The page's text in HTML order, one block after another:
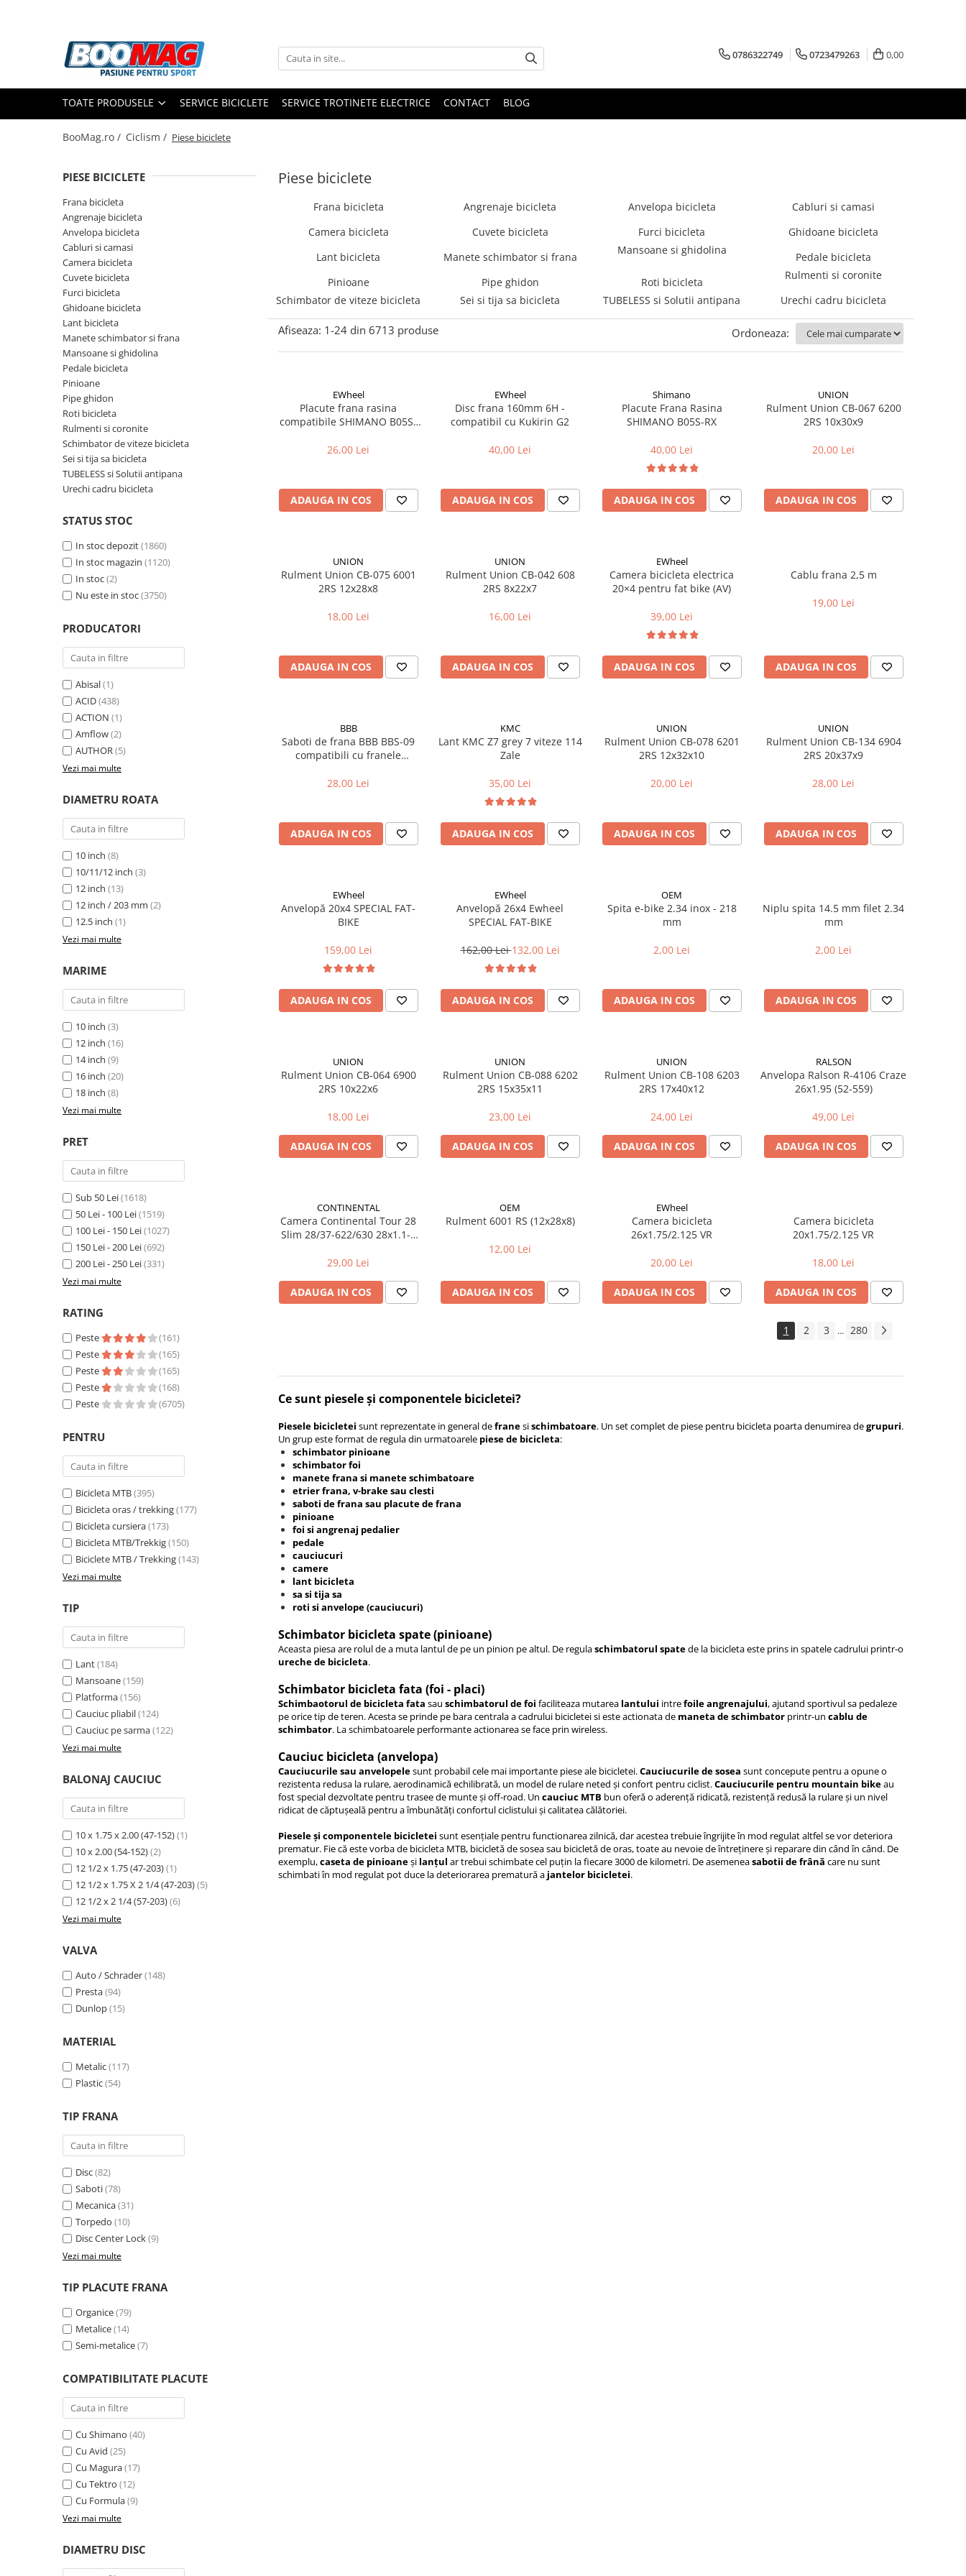
Toate Produsele
Biciclete
Biciclete copii
Biciclete barbati
Biciclete mountain bike (MTB)
Biciclete electrice
Biciclete de oras
Biciclete pliabile
Biciclete de trekking
Accesorii biciclete
Scaun bicicleta copii
Chei si scule bicicleta
Portbagaj bicicleta
Antifurt bicicleta
Cosuri bicicleta
Pompa bicicleta
Produse intretinere bicicleta
Accesorii biciclete copii
Bidoane si suporti bicicleta
Suport telefon bicicleta
Oglinzi bicicleta
Cricuri bicicleta
Aparatori noroi bicicleta
Suport bicicleta
Lumini bicicleta
Computer bicicleta
Piese biciclete
Anvelopa bicicleta
Camera bicicleta
Pinioane
Lant bicicleta
Urechi cadru bicicleta
Mansoane si ghidolina
Ghidoane bicicleta
Pipe ghidon
Pedale bicicleta
Cuvete bicicleta
Furci bicicleta
Cabluri si camasi
Frana bicicleta
Placute frana bicicleta
Discuri frana bicicleta
Saboti frana bicicleta
Adaptoare frana bicicleta
Frane pe disc
Accesorii frane bicicleta
Roti bicicleta
Accesorii butuci
Jante bicicleta
Fond de janta
Tija sa bicicleta
Coliere si cleme sa
Foi angrenaj
Angrenaj pedalier
Butuci pedalieri
Brat pedalier
Schimbator de viteze bicicleta
Schimbatoare fata
Schimbatoare spate
Manete schimbator si frana
Manete frana bicicleta
Manete mixte frana - schimbator
Rulmenti si coronite
Echipament ciclism
Casca bicicleta
Rucsaci si borsete ciclism
Manusi bicicleta
Pantofi ciclism
Imbracaminte ciclism barbati
Imbracaminte ciclism dama
Imbracaminte ciclism copii
Trotinete electrice
Accesorii trotinete electrice
Scaune
Mansoane
Suport telefon
Casti protectie
Benzi anti-grip
Piese trotinete electrice
Cauciucuri si camere
Cauciucuri tubeless
Componente electrice
Incarcatoare
Manete acceleratie
Faruri si lumini
Butoane si conectori
Cabluri si mufe
0786322749 0723479263 0,00
TOATE PRODUSELE SERVICE BICICLETE SERVICE TROTINETE ELECTRICE CONTACT BLOG
BooMag.ro / Ciclism / Piese biciclete
Piese biciclete
PIESE BICICLETE
Frana bicicleta
Angrenaje bicicleta
Anvelopa bicicleta
Cabluri si camasi
Camera bicicleta
Cuvete bicicleta
Furci bicicleta
Ghidoane bicicleta
Lant bicicleta
Manete schimbator si frana
Mansoane si ghidolina
Pedale bicicleta
Pinioane
Pipe ghidon
Roti bicicleta
Rulmenti si coronite
Schimbator de viteze bicicleta
Sei si tija sa bicicleta
TUBELESS si Solutii antipana
Urechi cadru bicicleta
STATUS STOC
In stoc depozit(1860)
In stoc magazin (1120)
In stoc(2)
Nu este in stoc(3750)
PRODUCATORI
Abisal(1)
ACID(438)
ACTION (1)
Amflow(2)
AUTHOR(5)
Vezi mai multe
DIAMETRU ROATA
10 inch (8)
10/11/12 inch (3)
12 inch (13)
12 inch / 203 mm (2)
12.5 inch (1)
Vezi mai multe
MARIME
10 inch (3)
12 inch (16)
14 inch (9)
16 inch (20)
18 inch (8)
Vezi mai multe
PRET
Sub 50 Lei(1618)
50 Lei - 100 Lei(1519)
100 Lei - 150 Lei(1027)
150 Lei - 200 Lei(692)
200 Lei - 250 Lei(331)
Vezi mai multe
RATING
Peste
(161)
Peste
(165)
Peste
(165)
Peste
(168)
Peste
(6705)
PENTRU
Bicicleta MTB(395)
Bicicleta oras / trekking(177)
Bicicleta cursiera(173)
Bicicleta MTB/Trekkig(150)
Biciclete MTB / Trekking(143)
Vezi mai multe
TIP
Lant(184)
Mansoane(159)
Platforma(156)
Cauciuc pliabil(124)
Cauciuc pe sarma(122)
Vezi mai multe
BALONAJ CAUCIUC
10 x 1.75 x 2.00 (47-152)(1)
10 x 2.00 (54-152)(2)
12 1/2 x 1.75 (47-203)(1)
12 1/2 x 1.75 X 2 1/4 (47-203)(5)
12 1/2 x 2 1/4 (57-203)(6)
Vezi mai multe
VALVA
Auto / Schrader(148)
Presta(94)
Dunlop(15)
MATERIAL
Metalic(117)
Plastic(54)
TIP FRANA
Disc(82)
Saboti(78)
Mecanica(31)
Torpedo (10)
Disc Center Lock(9)
Vezi mai multe
TIP PLACUTE FRANA
Organice(79)
Metalice(14)
Semi-metalice(7)
COMPATIBILITATE PLACUTE
Cu Shimano (40)
Cu Avid (25)
Cu Magura(17)
Cu Tektro (12)
Cu Formula(9)
Vezi mai multe
DIAMETRU DISC
Frana bicicleta Angrenaje bicicleta Anvelopa bicicleta
Cabluri si camasi
Camera bicicleta
Cuvete bicicleta Furci bicicleta
Ghidoane bicicleta
Lant bicicleta
Manete schimbator si frana
Mansoane si ghidolina
Pedale bicicleta
Pinioane
Pipe ghidon Roti bicicleta
Rulmenti si coronite
Schimbator de viteze bicicleta
Sei si tija sa bicicleta TUBELESS si Solutii antipana Urechi cadru bicicleta
Afiseaza: 1-24 din 6713 produse Ordoneaza:
EWheel
Placute frana rasina
compatibile SHIMANO B05S-
2025)
26,00 Lei
ADAUGA IN COS
EWheel
Disc frana 160mm 6H -
compatibil cu Kukirin G2
40,00 Lei
ADAUGA IN COS
Shimano
Placute Frana Rasina
SHIMANO B05S-RX
40,00 Lei
ADAUGA IN COS
UNION
Rulment Union CB-067 6200
2RS 10x30x9
20,00 Lei
ADAUGA IN COS
UNION
Rulment Union CB-075 6001
2RS 12x28x8
18,00 Lei
ADAUGA IN COS
UNION
Rulment Union CB-042 608
2RS 8x22x7
16,00 Lei
ADAUGA IN COS
EWheel
Camera bicicleta electrica
20×4 pentru fat bike (AV)
39,00 Lei
ADAUGA IN COS
Cablu frana 2,5 m
19,00 Lei
ADAUGA IN COS
BBB
Saboti de frana BBB BBS-09
compatibili cu franele
28,00 Lei
ADAUGA IN COS
KMC
Lant KMC Z7 grey 7 viteze 114
Zale
35,00 Lei
ADAUGA IN COS
UNION
Rulment Union CB-078 6201
2RS 12x32x10
20,00 Lei
ADAUGA IN COS
UNION
Rulment Union CB-134 6904
2RS 20x37x9
28,00 Lei
ADAUGA IN COS
EWheel
Anvelopă 20x4 SPECIAL FAT-
BIKE
159,00 Lei
ADAUGA IN COS
EWheel
Anvelopă 26x4 Ewheel
SPECIAL FAT-BIKE
162,00 Lei132,00 Lei
ADAUGA IN COS
OEM
Spita e-bike 2.34 inox - 218
mm
2,00 Lei
ADAUGA IN COS
Niplu spita 14.5 mm filet 2.34
mm
2,00 Lei
ADAUGA IN COS
UNION
Rulment Union CB-064 6900
2RS 10x22x6
18,00 Lei
ADAUGA IN COS
UNION
Rulment Union CB-088 6202
2RS 15x35x11
23,00 Lei
ADAUGA IN COS
UNION
Rulment Union CB-108 6203
2RS 17x40x12
24,00 Lei
ADAUGA IN COS
RALSON
Anvelopa Ralson R-4106 Craze
26x1.95 (52-559)
49,00 Lei
ADAUGA IN COS
CONTINENTAL
Camera Continental Tour 28
Slim 28/37-622/630 28x1.1-1
29,00 Lei
ADAUGA IN COS
OEM
Rulment 6001 RS (12x28x8)
12,00 Lei
ADAUGA IN COS
EWheel
Camera bicicleta
26x1.75/2.125 VR
20,00 Lei
ADAUGA IN COS
Camera bicicleta
20x1.75/2.125 VR
18,00 Lei
ADAUGA IN COS
1 2 3 ... 280
Ce sunt piesele și componentele bicicletei?
Piesele bicicletei sunt reprezentate in general defranesischimbatoare. Un set complet de piese pentru bicicleta poarta denumirea degrupuri.
Un grup este format de regula din urmatoarele piese de bicicleta:
schimbator pinioane
schimbator foi
manete frana si manete schimbatoare
etrier frana, v-brake sau clesti
saboti de frana sau placute de frana
pinioane
foi si angrenaj pedalier
pedale
cauciucuri
camere
lant bicicleta
sa si tija sa
roti si anvelope (cauciucuri)
Schimbator bicicleta spate (pinioane)
Aceasta piesa are rolul de a muta lantul de pe un pinion pe altul. De regulaschimbatorul spatede la bicicleta este prins in spatele cadrului printr-o
ureche de bicicleta.
Schimbator bicicleta fata (foi - placi)
Schimbaotorul de bicicleta fata sau schimbatorul de foi faciliteaza mutarea lantului intrefoile angrenajului, ajutand sportivul sa pedaleze
pe orice tip de teren. Acesta se prinde pe bara centrala a cadrului bicicletei si este actionata de maneta de schimbator printr-un cablu de
schimbator. La schimbatoarele performante actionarea se face prin wireless.
Cauciuc bicicleta (anvelopa)
Cauciucurile sau anvelopelesunt probabil cele mai importante piese ale bicicletei.Cauciucurile de sosea sunt concepute pentru a opune o
rezistenta redusa la rulare, aerodinamică echilibrată, un model de rulare neted și confort pentru ciclist.Cauciucurile pentru mountain bikeau
fost special dezvoltate pentru trasee de munte și off-road. Un cauciuc MTB bun oferă o aderență ridicată, rezistență redusă la rulare și un nivel
ridicat de căptușeală pentru a îmbunătăți confortul ciclistului și calitatea călătoriei.
Piesele și componentele bicicletei sunt esențiale pentru functionarea zilnică, dar acestea trebuie îngrijite în mod regulat altfel se vor deteriora
prematur. Fie că este vorba de bicicleta MTB, bicicletă de sosea sau bicicletă de oras, toate au nevoie de întreținere și reparare din când în când. De
exemplu,caseta de pinioaneși lanțul ar trebui schimbate cel puțin la fiecare 3000 de kilometri. De asemeneasabotii de frână care nu sunt
schimbati în mod regulat pot duce la deteriorarea prematură a jantelor bicicletei.